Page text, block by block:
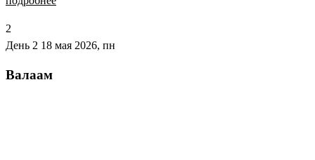
2
День 2 18 мая 2026, пн
Валаам